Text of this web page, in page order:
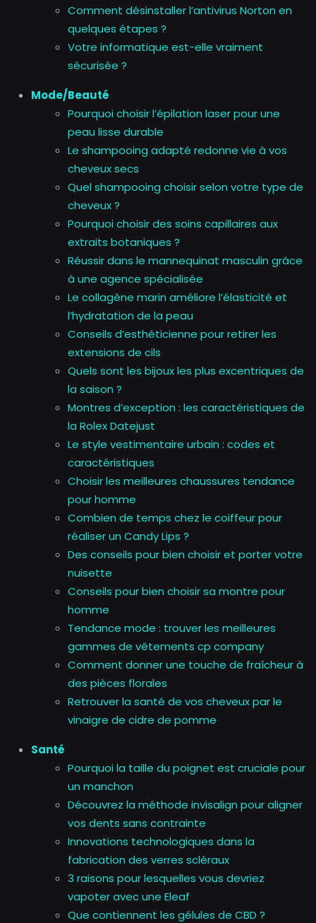
Comment désinstaller l’antivirus Norton en
quelques étapes ?
Votre informatique est-elle vraiment
sécurisée ?
Mode/Beauté
Pourquoi choisir l’épilation laser pour une
peau lisse durable
Le shampooing adapté redonne vie à vos
cheveux secs
Quel shampooing choisir selon votre type de
cheveux ?
Pourquoi choisir des soins capillaires aux
extraits botaniques ?
Réussir dans le mannequinat masculin grâce
à une agence spécialisée
Le collagène marin améliore l’élasticité et
l’hydratation de la peau
Conseils d’esthéticienne pour retirer les
extensions de cils
Quels sont les bijoux les plus excentriques de
la saison ?
Montres d’exception : les caractéristiques de
la Rolex Datejust
Le style vestimentaire urbain : codes et
caractéristiques
Choisir les meilleures chaussures tendance
pour homme
Combien de temps chez le coiffeur pour
réaliser un Candy Lips ?
Des conseils pour bien choisir et porter votre
nuisette
Conseils pour bien choisir sa montre pour
homme
Tendance mode : trouver les meilleures
gammes de vêtements cp company
Comment donner une touche de fraîcheur à
des pièces florales
Retrouver la santé de vos cheveux par le
vinaigre de cidre de pomme
Santé
Pourquoi la taille du poignet est cruciale pour
un manchon
Découvrez la méthode invisalign pour aligner
vos dents sans contrainte
Innovations technologiques dans la
fabrication des verres scléraux
3 raisons pour lesquelles vous devriez
vapoter avec une Eleaf
Que contiennent les gélules de CBD ?